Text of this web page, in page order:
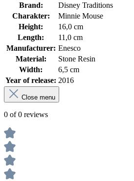
Brand:
Disney Traditions
Charakter:
Minnie Mouse
Height:
16,0 cm
Length:
11,0 cm
Manufacturer: Enesco
Material:
Stone Resin
Width:
6,5 cm
Year of release: 2016
Close menu
0 of 0 reviews